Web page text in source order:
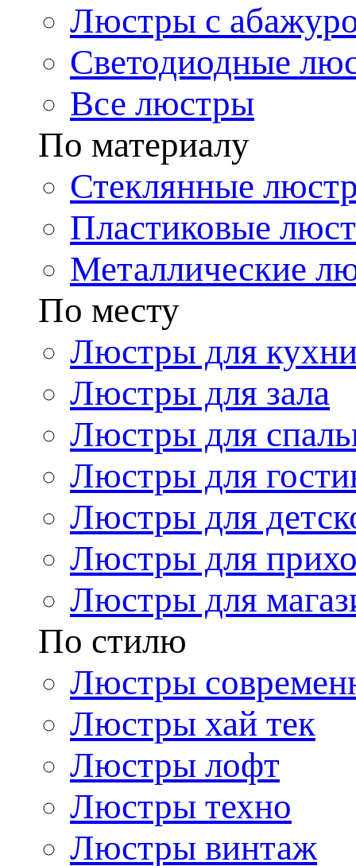
Люстры с
Светодиодные
Все люстры
По материалу
Стеклянные
Пластиковые
Металлические
По месту
Люстры для
Люстры для зала
Люстры для
Люстры для
Люстры для
Люстры для
Люстры для
По стилю
Люстры
Люстры хай тек
Люстры лофт
Люстры техно
Люстры винтаж